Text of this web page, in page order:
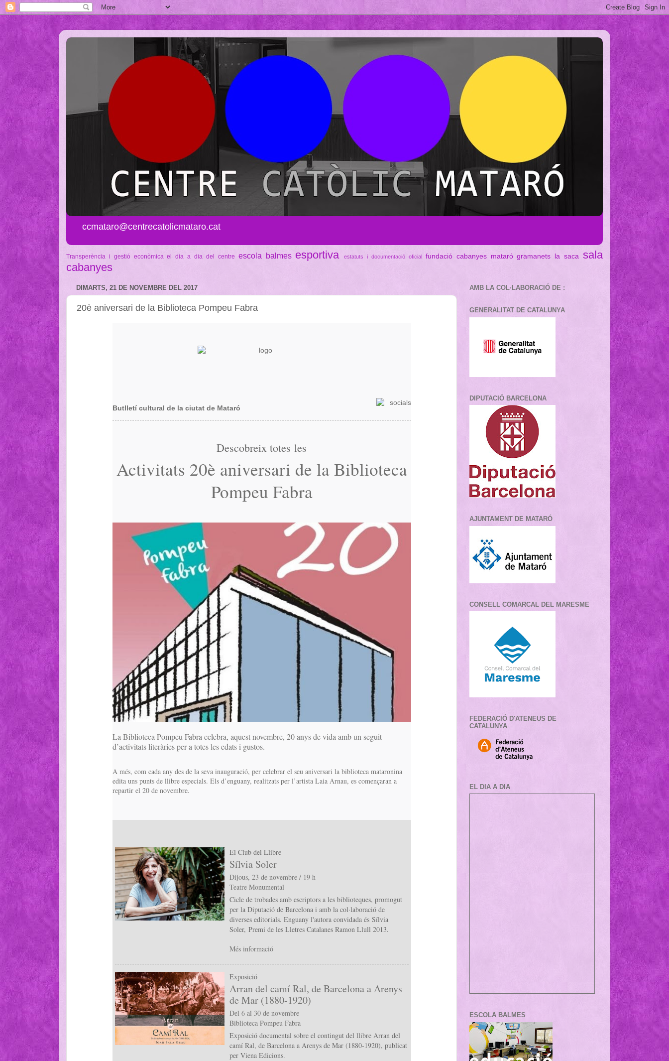
ccmataro@centrecatolicmataro.cat
Transperència i gestió econòmica el dia a dia del centre escola balmes esportiva estatuts i documentació oficial fundació cabanyes mataró gramanets la saca
sala
cabanyes
DIMARTS, 21 DE NOVEMBRE DEL 2017
20è aniversari de la Biblioteca Pompeu Fabra
Butlletí cultural de la ciutat de Mataró
Descobreix totes les
Activitats 20è aniversari de la Biblioteca
Pompeu Fabra
La Biblioteca Pompeu Fabra celebra, aquest novembre, 20 anys de vida amb un seguit
d’activitats literàries per a totes les edats i gustos.
A més, com cada any des de la seva inauguració, per celebrar el seu aniversari la biblioteca mataronina
edita uns punts de llibre especials. Els d’enguany, realitzats per l’artista Laia Arnau, es començaran a
repartir el 20 de novembre.
El Club del Llibre
Sílvia Soler
Dijous, 23 de novembre / 19 h
Teatre Monumental
Cicle de trobades amb escriptors a les biblioteques, promogut
per la Diputació de Barcelona i amb la col·laboració de
diverses editorials. Enguany l'autora convidada és Sílvia
Soler, Premi de les Lletres Catalanes Ramon Llull 2013.
Més informació
Exposició
Arran del camí Ral, de Barcelona a Arenys
de Mar (1880-1920)
Del 6 al 30 de novembre
Biblioteca Pompeu Fabra
Exposició documental sobre el contingut del llibre Arran del
camí Ral, de Barcelona a Arenys de Mar (1880-1920), publicat
per Viena Edicions.
AMB LA COL·LABORACIÓ DE :
GENERALITAT DE CATALUNYA
DIPUTACIÓ BARCELONA
AJUNTAMENT DE MATARÓ
CONSELL COMARCAL DEL MARESME
FEDERACIÓ D'ATENEUS DE
CATALUNYA
EL DIA A DIA
ESCOLA BALMES